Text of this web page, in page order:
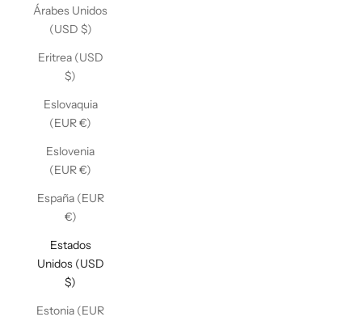
Árabes Unidos
(USD $)
Eritrea (USD
$)
Eslovaquia
(EUR €)
Eslovenia
(EUR €)
España (EUR
€)
Estados
Unidos (USD
$)
Estonia (EUR